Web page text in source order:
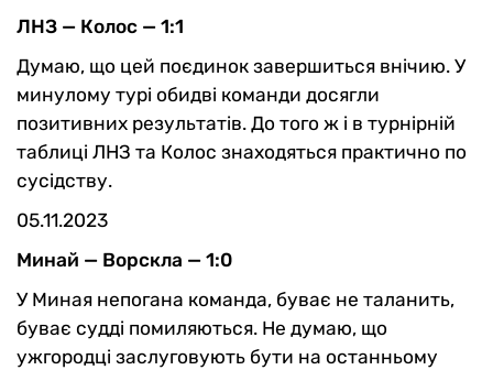
ЛНЗ — Колос — 1:1
Думаю, що цей поєдинок завершиться внічию. У
минулому турі обидві команди досягли
позитивних результатів. До того ж і в турнірній
таблиці ЛНЗ та Колос знаходяться практично по
сусідству.
05.11.2023
Минай — Ворскла — 1:0
У Миная непогана команда, буває не таланить,
буває судді помиляються. Не думаю, що
ужгородці заслуговують бути на останньому